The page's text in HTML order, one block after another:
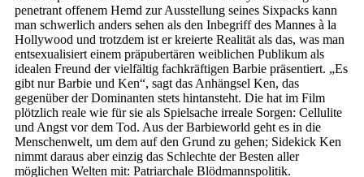
penetrant offenem Hemd zur Ausstellung seines Sixpacks kann
man schwerlich anders sehen als den Inbegriff des Mannes à la
Hollywood und trotzdem ist er kreierte Realität als das, was man
entsexualisiert einem präpubertären weiblichen Publikum als
idealen Freund der vielfältig fachkräftigen Barbie präsentiert. „Es
gibt nur Barbie und Ken“, sagt das Anhängsel Ken, das
gegenüber der Dominanten stets hintansteht. Die hat im Film
plötzlich reale wie für sie als Spielsache irreale Sorgen: Cellulite
und Angst vor dem Tod. Aus der Barbieworld geht es in die
Menschenwelt, um dem auf den Grund zu gehen; Sidekick Ken
nimmt daraus aber einzig das Schlechte der Besten aller
möglichen Welten mit: Patriarchale Blödmannspolitik.